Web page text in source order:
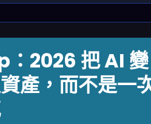
：2026 把 AI 變
產，而不是一